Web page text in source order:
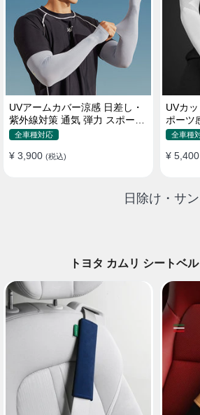
UVアームカバー涼感 日差し・
紫外線対策 通気 弾力 スポーツ
感 メンズ
全車種対応
¥ 3,900 (税込)
UVカット 涼
ポーツ
用 xs-
全車種
¥ 5,400
日除け・サ
トヨタ カムリ シートベ